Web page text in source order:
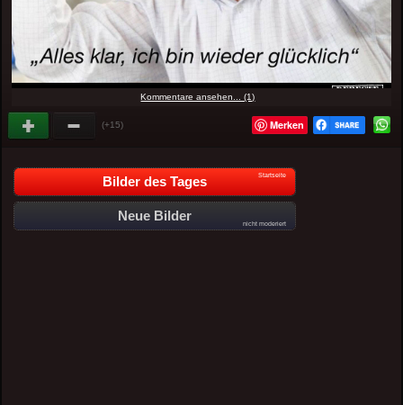
Kommentare ansehen... (1)
(+15) Merken
Bilder des Tages Startseite
Neue Bilder
nicht moderiert